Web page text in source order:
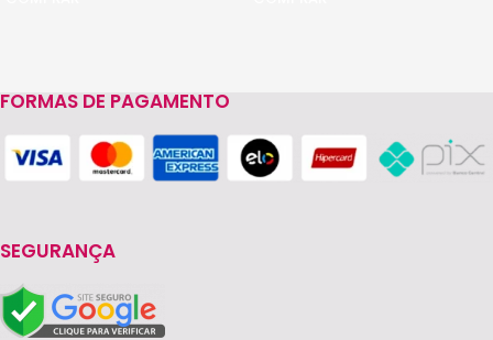
FORMAS DE PAGAMENTO
SEGURANÇA